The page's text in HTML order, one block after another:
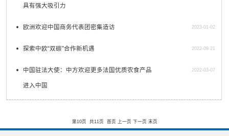
具有强大吸引力
欧洲欢迎中国商务代表团密集造访 2023-01-02
探索中欧“双碳”合作新机遇 2022-09-21
中国驻法大使：中方欢迎更多法国优质农食产品
进入中国
2022-03-07
第10页 共11页 首页 上一页 下一页 末页